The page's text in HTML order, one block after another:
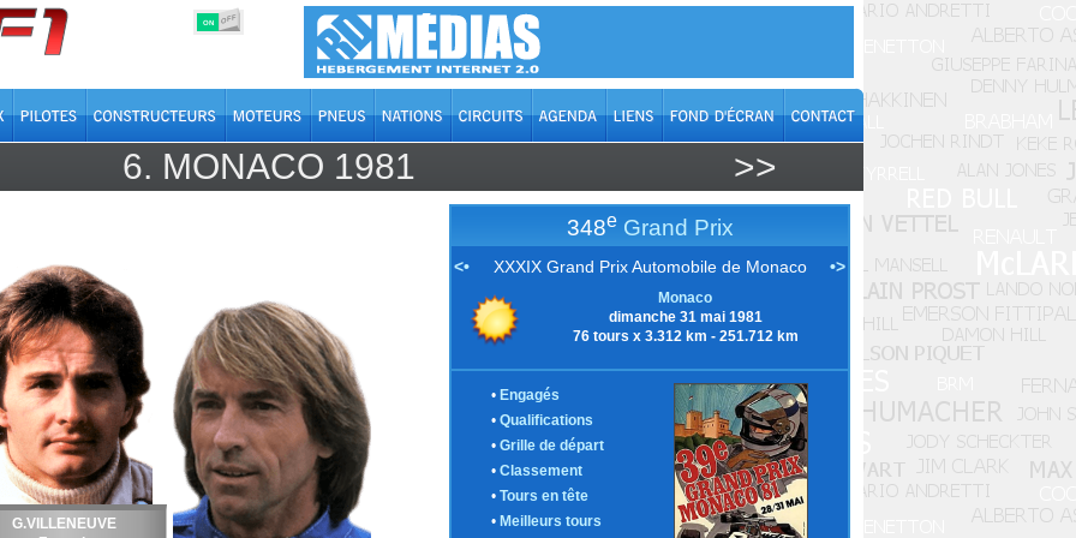
ON OFF
6. MONACO 1981 >>
G.VILLENEUVE
348e Grand Prix
<• XXXIX Grand Prix Automobile de Monaco •>
Monaco
dimanche 31 mai 1981
76 tours x 3.312 km - 251.712 km
• Engagés
• Qualifications
• Grille de départ
• Classement
• Tours en tête
• Meilleurs tours